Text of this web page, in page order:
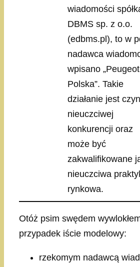
wiadomości
DBMS sp. z o.o.
(edbms.pl), to w
nadawca
wpisano „Peugeot
Polska”. Takie
działanie jest
nieuczciwej
konkurencji oraz
może być
zakwalifikowane
nieuczciwa
rynkowa.
Otóż psim swędem
przypadek iście modelowy:
rzekomym nadawcą